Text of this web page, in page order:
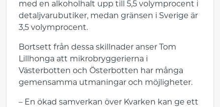
med en alkoholhalt upp till 5,5 volymprocent i
detaljvarubutiker, medan gränsen i Sverige är
3,5 volymprocent.
Bortsett från dessa skillnader anser Tom
Lillhonga att mikrobryggerierna i
Västerbotten och Österbotten har många
gemensamma utmaningar och möjligheter.
– En ökad samverkan över Kvarken kan ge ett